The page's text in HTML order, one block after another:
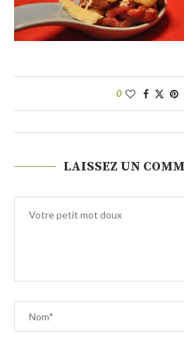
0
LAISSEZ UN